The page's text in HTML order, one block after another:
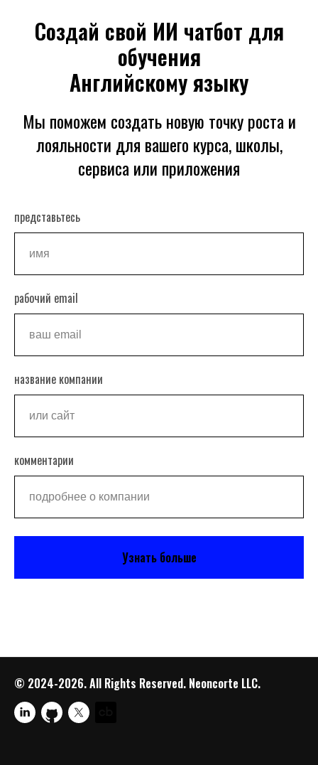
Создай свой ИИ чатбот для
обучения
Английскому языку
Мы поможем создать новую точку роста и
лояльности для вашего курса, школы,
сервиса или приложения
представьтесь
рабочий email
название компании
комментарии
Узнать больше
© 2024-2026. All Rights Reserved. Neoncorte LLC.